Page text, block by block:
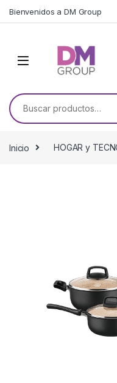
Bienvenidos a DM Group
Buscar por:
Inicio HOGAR y